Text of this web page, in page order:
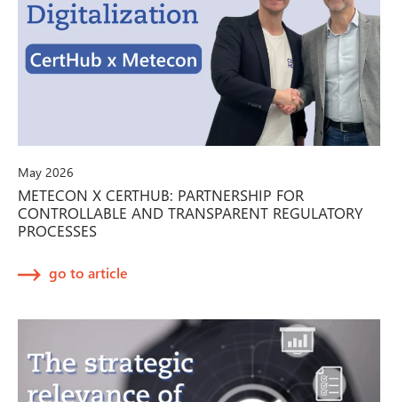
May 2026
METECON X CERTHUB: PARTNERSHIP FOR
CONTROLLABLE AND TRANSPARENT REGULATORY
PROCESSES
go to article